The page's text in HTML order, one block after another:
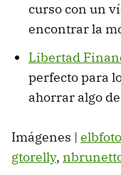
curso con un
encontrar la
Libertad
perfecto para
ahorrar algo
Imágenes | elbfoto
gtorelly,